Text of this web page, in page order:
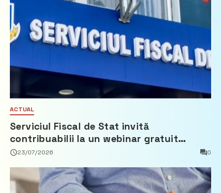
ACTUAL
Serviciul Fiscal de Stat invită
contribuabilii la un webinar gratuit
privind calculul impozitului pe bunurile
23/07/2026 0